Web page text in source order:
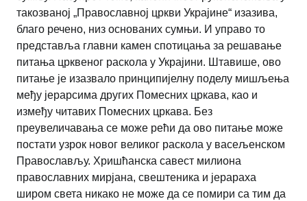
такозваној „Православној цркви Украјине“ изазива,
благо речено, низ основаних сумњи. И управо то
представља главни камен спотицања за решавање
питања црквеног раскола у Украјини. Штавише, ово
питање је изазвало принципијелну поделу мишљења
међу јерарсима других Помесних цркава, као и
између читавих Помесних цркава. Без
преувеличавања се може рећи да ово питање може
постати узрок новог великог раскола у васељенском
Православљу. Хришћанска савест милиона
православних мирјана, свештеника и јерараха
широм света никако не може да се помири са тим да